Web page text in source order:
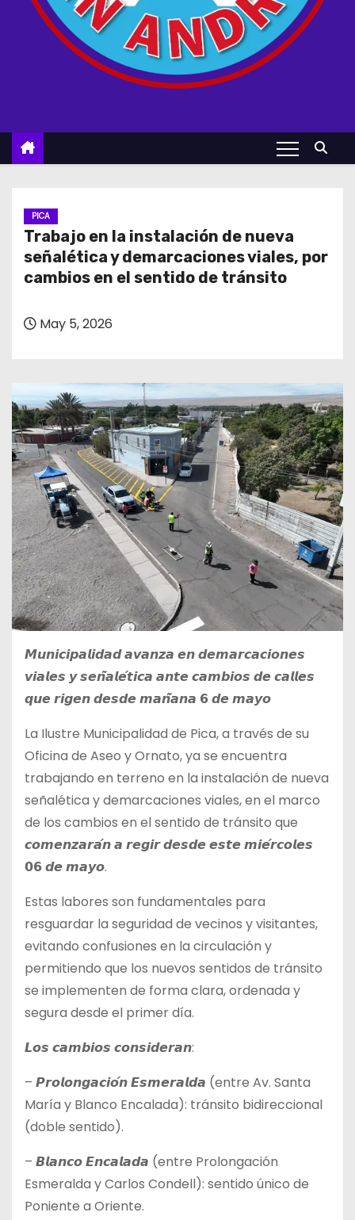
PICA
Trabajo en la instalación de nueva
señalética y demarcaciones viales, por
cambios en el sentido de tránsito
May 5, 2026
𝙈𝙪𝙣𝙞𝙘𝙞𝙥𝙖𝙡𝙞𝙙𝙖𝙙 𝙖𝙫𝙖𝙣𝙯𝙖 𝙚𝙣 𝙙𝙚𝙢𝙖𝙧𝙘𝙖𝙘𝙞𝙤𝙣𝙚𝙨
𝙫𝙞𝙖𝙡𝙚𝙨 𝙮 𝙨𝙚𝙣̃𝙖𝙡𝙚́𝙩𝙞𝙘𝙖 𝙖𝙣𝙩𝙚 𝙘𝙖𝙢𝙗𝙞𝙤𝙨 𝙙𝙚 𝙘𝙖𝙡𝙡𝙚𝙨
𝙦𝙪𝙚 𝙧𝙞𝙜𝙚𝙣 𝙙𝙚𝙨𝙙𝙚 𝙢𝙖𝙣̃𝙖𝙣𝙖 𝟲 𝙙𝙚 𝙢𝙖𝙮𝙤
La Ilustre Municipalidad de Pica, a través de su
Oficina de Aseo y Ornato, ya se encuentra
trabajando en terreno en la instalación de nueva
señalética y demarcaciones viales, en el marco
de los cambios en el sentido de tránsito que
𝙘𝙤𝙢𝙚𝙣𝙯𝙖𝙧𝙖́𝙣 𝙖 𝙧𝙚𝙜𝙞𝙧 𝙙𝙚𝙨𝙙𝙚 𝙚𝙨𝙩𝙚 𝙢𝙞𝙚́𝙧𝙘𝙤𝙡𝙚𝙨
𝟬𝟲 𝙙𝙚 𝙢𝙖𝙮𝙤.
Estas labores son fundamentales para
resguardar la seguridad de vecinos y visitantes,
evitando confusiones en la circulación y
permitiendo que los nuevos sentidos de tránsito
se implementen de forma clara, ordenada y
segura desde el primer día.
𝙇𝙤𝙨 𝙘𝙖𝙢𝙗𝙞𝙤𝙨 𝙘𝙤𝙣𝙨𝙞𝙙𝙚𝙧𝙖𝙣:
– 𝙋𝙧𝙤𝙡𝙤𝙣𝙜𝙖𝙘𝙞𝙤́𝙣 𝙀𝙨𝙢𝙚𝙧𝙖𝙡𝙙𝙖 (entre Av. Santa
María y Blanco Encalada): tránsito bidireccional
(doble sentido).
– 𝘽𝙡𝙖𝙣𝙘𝙤 𝙀𝙣𝙘𝙖𝙡𝙖𝙙𝙖 (entre Prolongación
Esmeralda y Carlos Condell): sentido único de
Poniente a Oriente.